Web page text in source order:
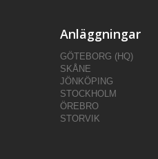
Anläggningar
GÖTEBORG (HQ)
SKÅNE
JÖNKÖPING
STOCKHOLM
ÖREBRO
STORVIK